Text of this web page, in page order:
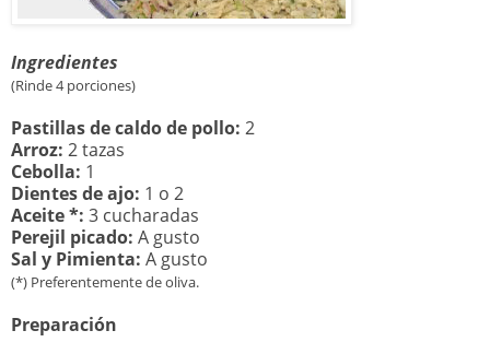
Ingredientes
(Rinde 4 porciones)
Pastillas de caldo de pollo: 2
Arroz: 2 tazas
Cebolla: 1
Dientes de ajo: 1 o 2
Aceite *: 3 cucharadas
Perejil picado: A gusto
Sal y Pimienta: A gusto
(*) Preferentemente de oliva.
Preparación